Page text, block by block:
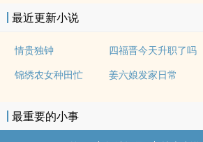
最近更新小说
情贵独钟 四福晋今天升职了吗
锦绣农女种田忙 姜六娘发家日常
最重要的小事